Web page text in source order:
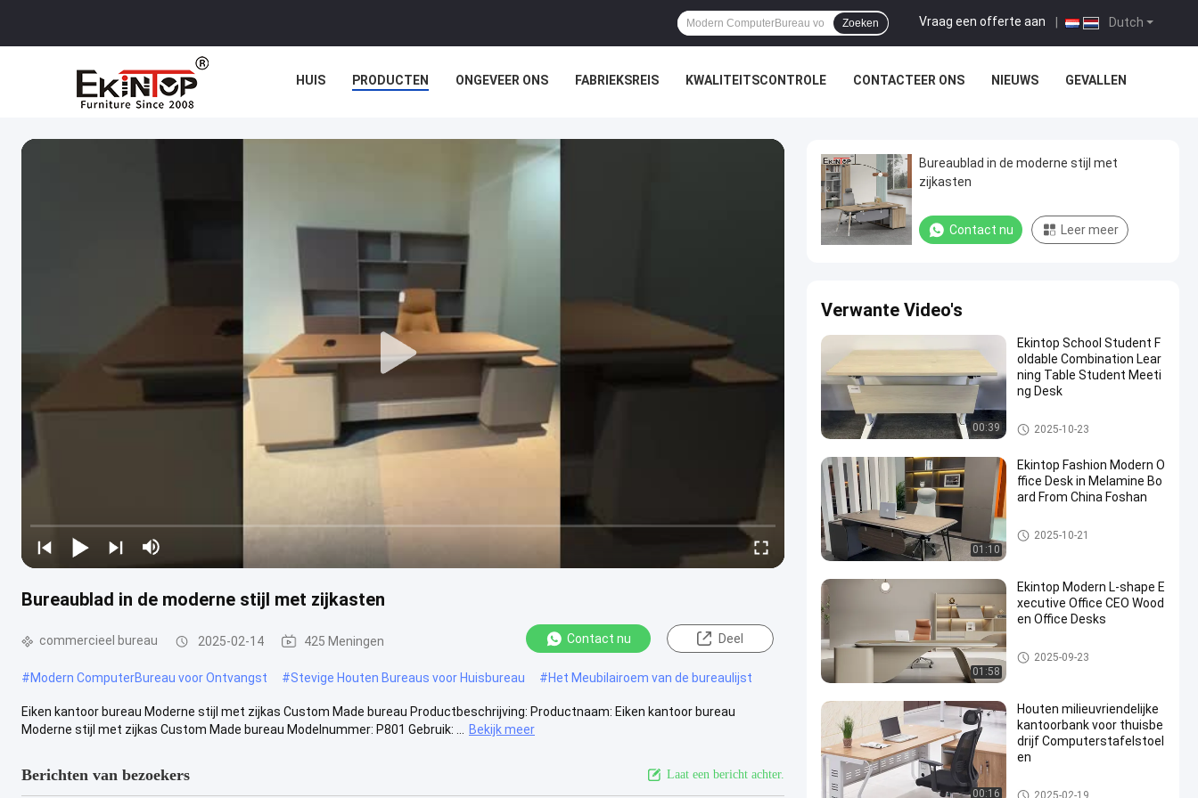
Dutch
Vraag een offerte aan
Zoeken
HUIS PRODUCTEN ONGEVEER ONS FABRIEKSREIS KWALITEITSCONTROLE CONTACTEER ONS NIEUWS GEVALLEN
Bureaublad in de moderne stijl met zijkasten
commercieel bureau 2025-02-14 425 Meningen Contact nu Deel
#Modern ComputerBureau voor Ontvangst #Stevige Houten Bureaus voor Huisbureau #Het Meubilairoem van de bureaulijst
Eiken kantoor bureau Moderne stijl met zijkas Custom Made bureau Productbeschrijving: Productnaam: Eiken kantoor bureau
Moderne stijl met zijkas Custom Made bureau Modelnummer: P801 Gebruik: ...
Bekijk meer
Berichten van bezoekers Laat een bericht achter.
Bureaublad in de moderne stijl met
zijkasten
Contact nu Leer meer
Verwante Video's
00:39
Ekintop School Student F
oldable Combination Lear
ning Table Student Meeti
ng Desk
commercieel bureau
2025-10-23
01:10
Ekintop Fashion Modern O
ffice Desk in Melamine Bo
ard From China Foshan
commercieel bureau
2025-10-21
01:58
Ekintop Modern L-shape E
xecutive Office CEO Wood
en Office Desks
commercieel bureau
2025-09-23
00:16
Houten milieuvriendelijke
kantoorbank voor thuisbe
drijf Computerstafelstoel
en
commercieel bureau
2025-02-19